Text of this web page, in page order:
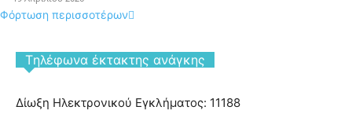
Φόρτωση περισσοτέρων
Tηλέφωνα έκτακτης ανάγκης
Δίωξη Ηλεκτρονικού Εγκλήματος: 11188